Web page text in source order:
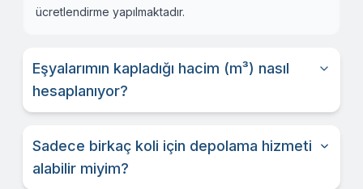
ücretlendirme yapılmaktadır.
Eşyalarımın kapladığı hacim (m³) nasıl
hesaplanıyor?
Sadece birkaç koli için depolama hizmeti
alabilir miyim?